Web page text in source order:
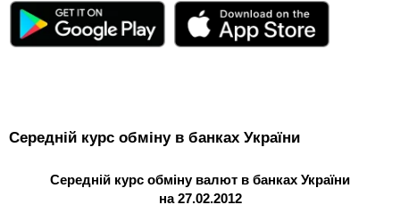
Середній курс обміну в банках України
Середній курс обміну валют в банках України
на 27.02.2012